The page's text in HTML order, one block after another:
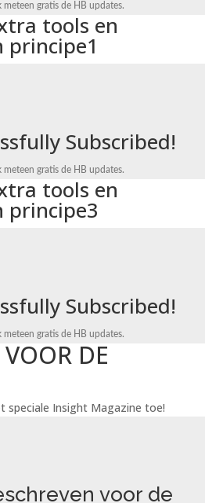
meteen gratis de HB updates.
tools en
principe1
Subscribed!
meteen gratis de HB updates.
tools en
principe3
Subscribed!
meteen gratis de HB updates.
VOOR DE
speciale Insight Magazine toe!
voor de